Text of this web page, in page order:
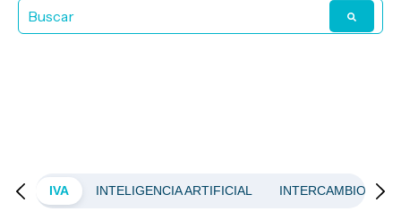
ISR IVA INTELIGENCIA ARTIFICIAL INTERCAMBIO